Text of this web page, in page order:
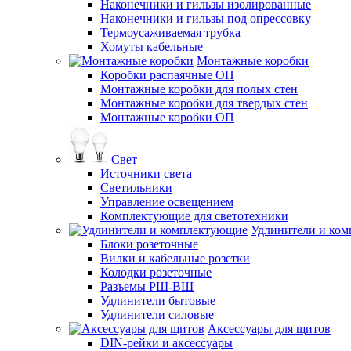
Наконечники и гильзы изолированные
Наконечники и гильзы под опрессовку
Термоусаживаемая трубка
Хомуты кабельные
Монтажные коробки
Коробки распаячные ОП
Монтажные коробки для полых стен
Монтажные коробки для твердых стен
Монтажные коробки ОП
Свет
Источники света
Светильники
Управление освещением
Комплектующие для светотехники
Удлинители и
Блоки розеточные
Вилки и кабельные розетки
Колодки розеточные
Разъемы РШ-ВШ
Удлинители бытовые
Удлинители силовые
Аксессуары для щитов
DIN-рейки и аксессуары